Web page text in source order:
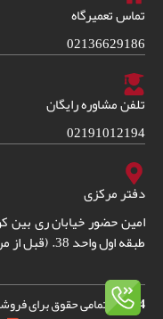
تماس تعمیرگاه
02136629186
تلفن مشاوره رایگان
02191012194
دفتر مرکزی
امین حضور خیابان ری بین
طبقه اول واحد 38. (قبل از مراجعه جهت هماهنگی تماس بگیرید)
2024© – تمامی حقوق برای